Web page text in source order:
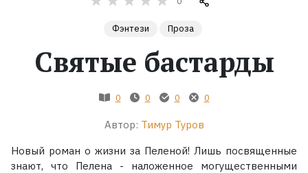
Серии
Экранизации
Коллекции
Фэнтези Проза
Святые бастарды
0 0 0 0
Автор: Тимур Туров
Новый роман о жизни за Пеленой! Лишь посвященные
знают, что Пелена - наложенное могущественными